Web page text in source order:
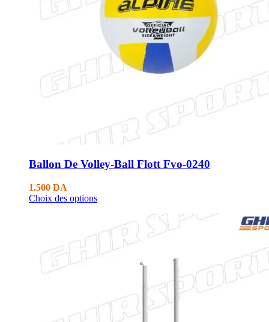
Ballon De Volley-Ball Flott Fvo-0240
1.500 DA
Choix des options